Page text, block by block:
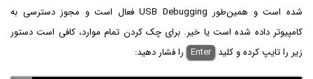
شده است و همین‌طور USB Debugging فعال است و مجوز دسترسی به
کامپیوتر داده شده است یا خیر. برای چک کردن تمام موارد، کافی است دستور
زیر را تایپ کرده و کلید Enter را فشار دهید: